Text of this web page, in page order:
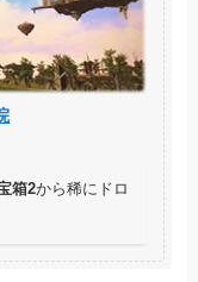
箱2から稀にドロ